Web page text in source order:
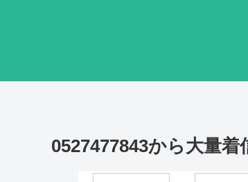
0527477843から大量